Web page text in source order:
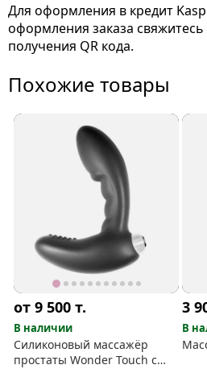
Для оформления в кредит
оформления заказа
получения QR кода.
Похожие товары
от 9 500т.
В наличии
Силиконовый массажёр
простаты Wonder Touch с
3
В